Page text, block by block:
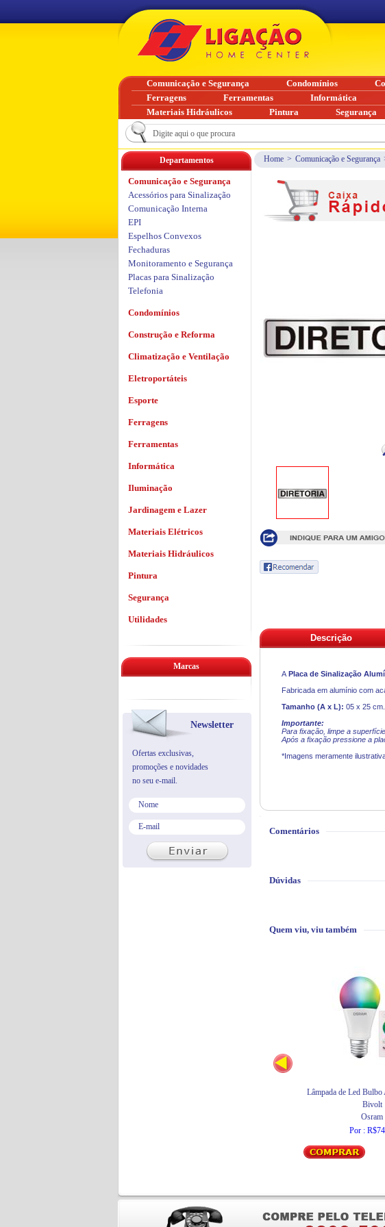
Home > Comunicação e Segurança
Descrição
A Placa de Sinalização
Fabricada em alumínio com
Tamanho (A x L): 05 x 25 cm.
Importante:
Para fixação, limpe a
Após a fixação pressione a
*Imagens meramente
Comentários
Dúvidas
Quem viu, viu também
Lâmpada de Led
Bivolt
Osram
Por :
Departamentos
Comunicação e Segurança
Acessórios para Sinalização
Comunicação Interna
EPI
Espelhos Convexos
Fechaduras
Monitoramento e Segurança
Placas para Sinalização
Telefonia
Condomínios
Construção e Reforma
Climatização e Ventilação
Eletroportáteis
Esporte
Ferragens
Ferramentas
Informática
Iluminação
Jardinagem e Lazer
Materiais Elétricos
Materiais Hidráulicos
Pintura
Segurança
Utilidades
Marcas
Newsletter
Ofertas exclusivas,
promoções e novidades
no seu e-mail.
Comunicação e Segurança Condomínios
Ferragens
Ferramentas Informática
Materiais Hidráulicos
Pintura Segurança